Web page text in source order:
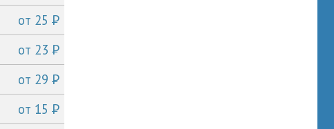
от 25P
от 23P
от 29P
от 15P